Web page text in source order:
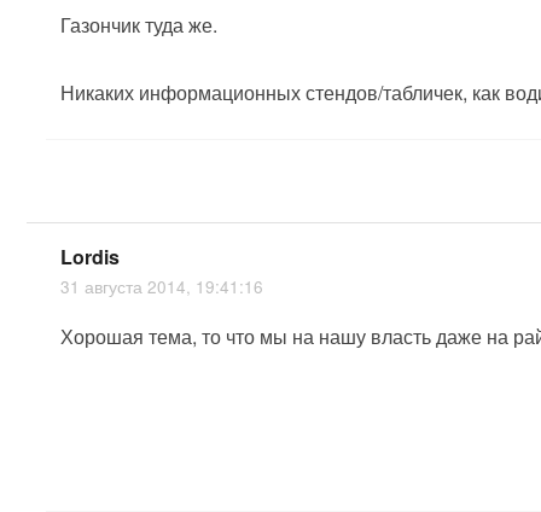
Газончик туда же.
Никаких информационных стендов/табличек, как
Lordis
31 августа 2014, 19:41:16
Хорошая тема, то что мы на нашу власть даже на